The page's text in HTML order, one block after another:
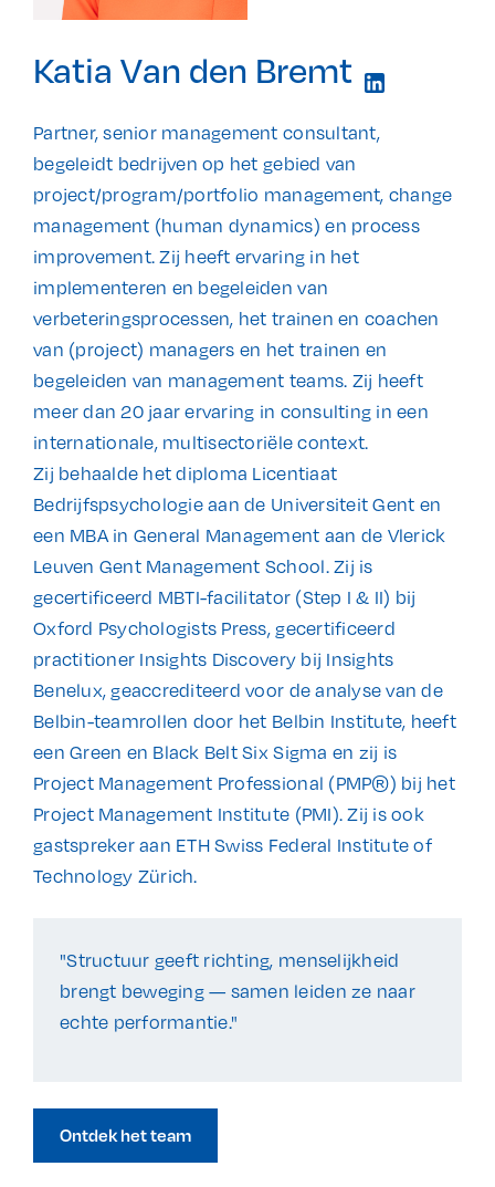
Katia Van den Bremt
Partner, senior management consultant,
begeleidt bedrijven op het gebied van
project/program/portfolio management, change
management (human dynamics) en process
improvement. Zij heeft ervaring in het
implementeren en begeleiden van
verbeteringsprocessen, het trainen en coachen
van (project) managers en het trainen en
begeleiden van management teams. Zij heeft
meer dan 20 jaar ervaring in consulting in een
internationale, multisectoriële context.
Zij behaalde het diploma Licentiaat
Bedrijfspsychologie aan de Universiteit Gent en
een MBA in General Management aan de Vlerick
Leuven Gent Management School. Zij is
gecertificeerd MBTI-facilitator (Step I & II) bij
Oxford Psychologists Press, gecertificeerd
practitioner Insights Discovery bij Insights
Benelux, geaccrediteerd voor de analyse van de
Belbin-teamrollen door het Belbin Institute, heeft
een Green en Black Belt Six Sigma en zij is
Project Management Professional (PMP®) bij het
Project Management Institute (PMI). Zij is ook
gastspreker aan ETH Swiss Federal Institute of
Technology Zürich.
"Structuur geeft richting, menselijkheid
brengt beweging — samen leiden ze naar
echte performantie."
Ontdek het team